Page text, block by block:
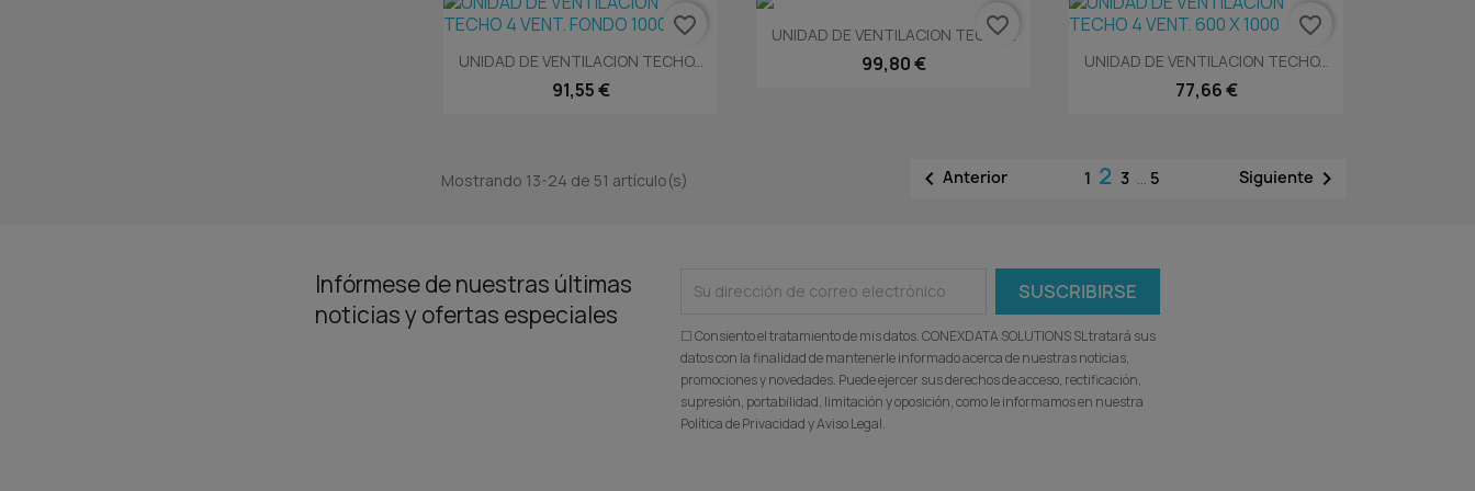
Vista rápida
UNIDAD DE VENTILACION TECHO...
91,55 €
favorite_border Vista rápida
UNIDAD DE VENTILACION TECHO...
99,80 €
favorite_border
Vista rápida
UNIDAD DE VENTILACION TECHO...
77,66 €
favorite_border
Mostrando 13-24 de 51 artículo(s) Anterior 1 2 3 5 Siguiente 
Infórmese de nuestras últimas
noticias y ofertas especiales
☐ Consiento el tratamiento de mis datos. CONEXDATA SOLUTIONS SL tratará sus
datos con la finalidad de mantenerle informado acerca de nuestras noticias,
promociones y novedades. Puede ejercer sus derechos de acceso, rectificación,
supresión, portabilidad, limitación y oposición, como le informamos en nuestra
Política de Privacidad y Aviso Legal.